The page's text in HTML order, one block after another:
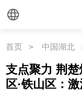
首页 > 中国湖北
支点聚力 荆
区·铁山区：